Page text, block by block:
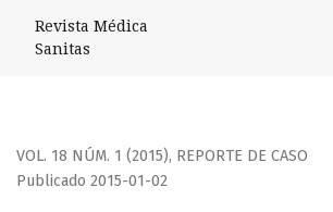
Revista Médica
Sanitas
VOL. 18 NÚM. 1 (2015), REPORTE DE CASO
Publicado 2015-01-02